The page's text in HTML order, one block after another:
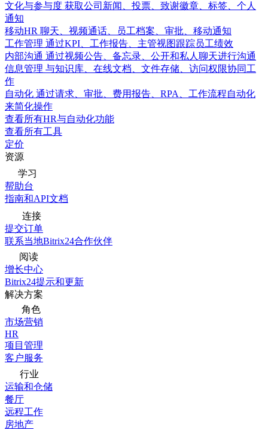
文化与参与度 获取公司新闻、投票、致谢徽章、标签、个人
通知
移动HR 聊天、视频通话、员工档案、审批、移动通知
工作管理 通过KPI、工作报告、主管视图跟踪员工绩效
内部沟通 通过视频公告、备忘录、公开和私人聊天进行沟通
信息管理 与知识库、在线文档、文件存储、访问权限协同工
作
自动化 通过请求、审批、费用报告、RPA、工作流程自动化
来简化操作
查看所有HR与自动化功能
查看所有工具
定价
资源
学习
帮助台
指南和API文档
连接
提交订单
联系当地Bitrix24合作伙伴
阅读
增长中心
Bitrix24提示和更新
解决方案
角色
市场营销
HR
项目管理
客户服务
行业
运输和仓储
餐厅
远程工作
房地产